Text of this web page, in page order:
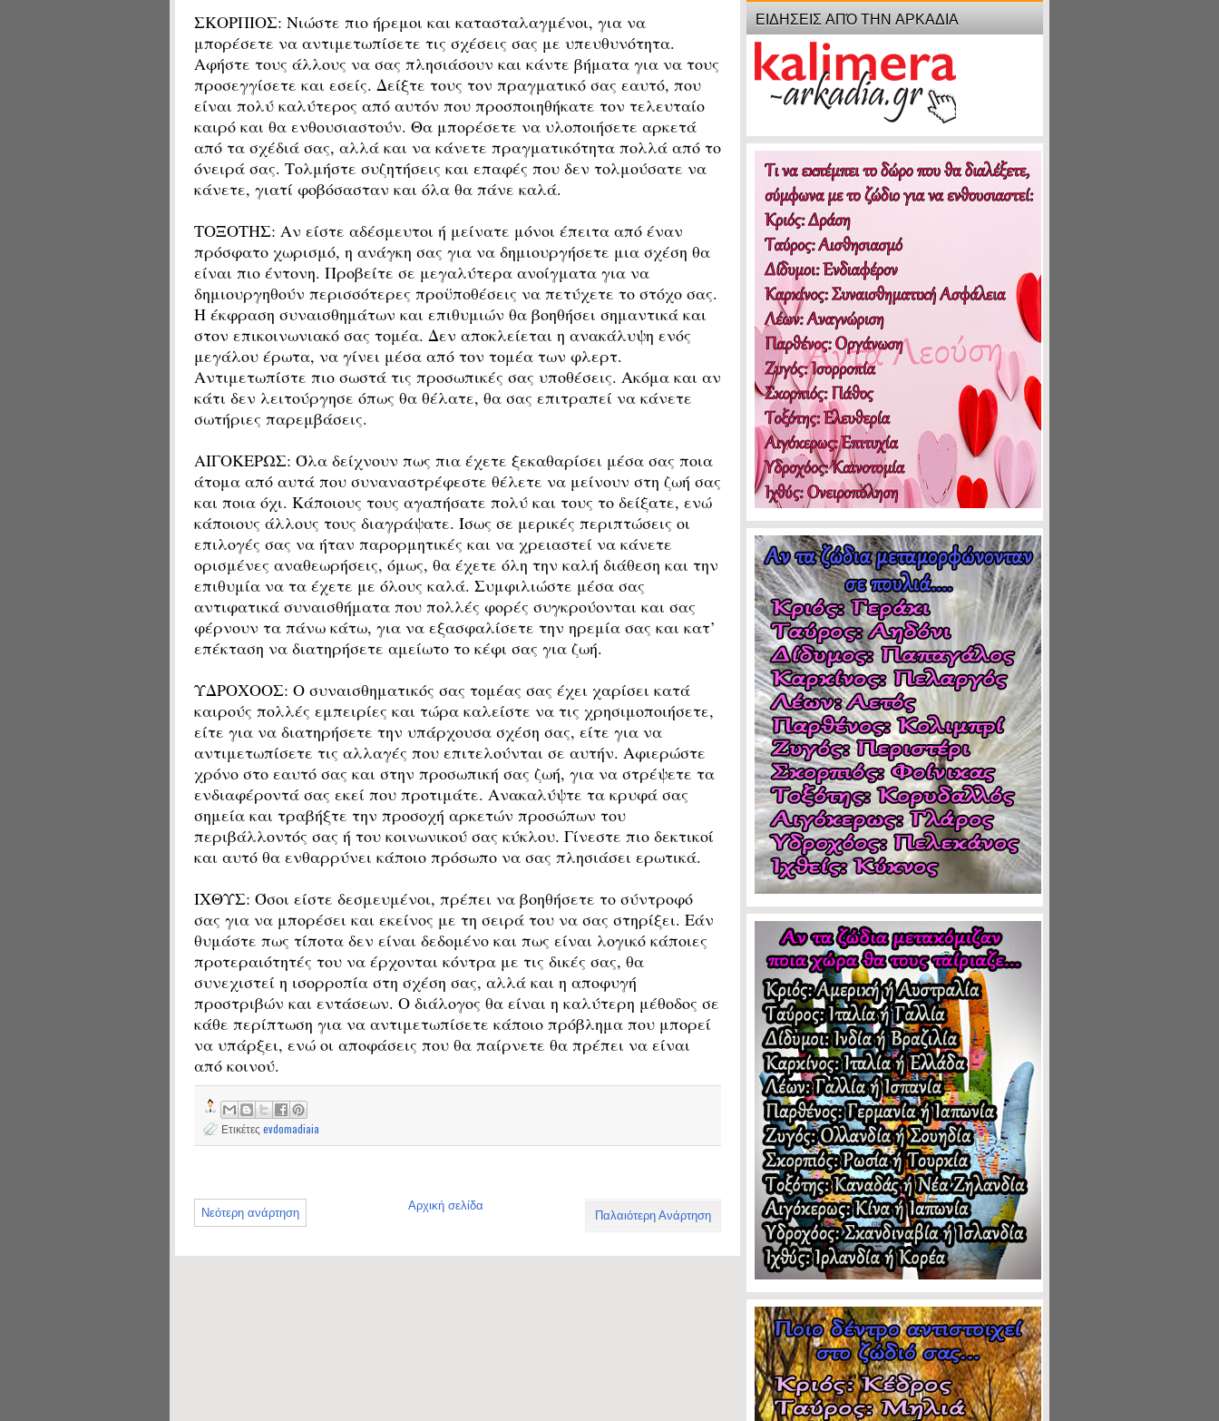
ΣΚΟΡΠΙΟΣ: Νιώστε πιο ήρεμοι και κατασταλαγμένοι, για να
μπορέσετε να αντιμετωπίσετε τις σχέσεις σας με υπευθυνότητα.
Αφήστε τους άλλους να σας πλησιάσουν και κάντε βήματα για να τους
προσεγγίσετε και εσείς. Δείξτε τους τον πραγματικό σας εαυτό, που
είναι πολύ καλύτερος από αυτόν που προσποιηθήκατε τον τελευταίο
καιρό και θα ενθουσιαστούν. Θα μπορέσετε να υλοποιήσετε αρκετά
από τα σχέδιά σας, αλλά και να κάνετε πραγματικότητα πολλά από το
όνειρά σας. Τολμήστε συζητήσεις και επαφές που δεν τολμούσατε να
κάνετε, γιατί φοβόσασταν και όλα θα πάνε καλά.
ΤΟΞΟΤΗΣ: Αν είστε αδέσμευτοι ή μείνατε μόνοι έπειτα από έναν
πρόσφατο χωρισμό, η ανάγκη σας για να δημιουργήσετε μια σχέση θα
είναι πιο έντονη. Προβείτε σε μεγαλύτερα ανοίγματα για να
δημιουργηθούν περισσότερες προϋποθέσεις να πετύχετε το στόχο σας.
Η έκφραση συναισθημάτων και επιθυμιών θα βοηθήσει σημαντικά και
στον επικοινωνιακό σας τομέα. Δεν αποκλείεται η ανακάλυψη ενός
μεγάλου έρωτα, να γίνει μέσα από τον τομέα των φλερτ.
Αντιμετωπίστε πιο σωστά τις προσωπικές σας υποθέσεις. Ακόμα και αν
κάτι δεν λειτούργησε όπως θα θέλατε, θα σας επιτραπεί να κάνετε
σωτήριες παρεμβάσεις.
ΑΙΓΟΚΕΡΩΣ: Όλα δείχνουν πως πια έχετε ξεκαθαρίσει μέσα σας ποια
άτομα από αυτά που συναναστρέφεστε θέλετε να μείνουν στη ζωή σας
και ποια όχι. Κάποιους τους αγαπήσατε πολύ και τους το δείξατε, ενώ
κάποιους άλλους τους διαγράψατε. Ίσως σε μερικές περιπτώσεις οι
επιλογές σας να ήταν παρορμητικές και να χρειαστεί να κάνετε
ορισμένες αναθεωρήσεις, όμως, θα έχετε όλη την καλή διάθεση και την
επιθυμία να τα έχετε με όλους καλά. Συμφιλιώστε μέσα σας
αντιφατικά συναισθήματα που πολλές φορές συγκρούονται και σας
φέρνουν τα πάνω κάτω, για να εξασφαλίσετε την ηρεμία σας και κατ’
επέκταση να διατηρήσετε αμείωτο το κέφι σας για ζωή.
ΥΔΡΟΧΟΟΣ: Ο συναισθηματικός σας τομέας σας έχει χαρίσει κατά
καιρούς πολλές εμπειρίες και τώρα καλείστε να τις χρησιμοποιήσετε,
είτε για να διατηρήσετε την υπάρχουσα σχέση σας, είτε για να
αντιμετωπίσετε τις αλλαγές που επιτελούνται σε αυτήν. Αφιερώστε
χρόνο στο εαυτό σας και στην προσωπική σας ζωή, για να στρέψετε τα
ενδιαφέροντά σας εκεί που προτιμάτε. Ανακαλύψτε τα κρυφά σας
σημεία και τραβήξτε την προσοχή αρκετών προσώπων του
περιβάλλοντός σας ή του κοινωνικού σας κύκλου. Γίνεστε πιο δεκτικοί
και αυτό θα ενθαρρύνει κάποιο πρόσωπο να σας πλησιάσει ερωτικά.
ΙΧΘΥΣ: Όσοι είστε δεσμευμένοι, πρέπει να βοηθήσετε το σύντροφό
σας για να μπορέσει και εκείνος με τη σειρά του να σας στηρίξει. Εάν
θυμάστε πως τίποτα δεν είναι δεδομένο και πως είναι λογικό κάποιες
προτεραιότητές του να έρχονται κόντρα με τις δικές σας, θα
συνεχιστεί η ισορροπία στη σχέση σας, αλλά και η αποφυγή
προστριβών και εντάσεων. Ο διάλογος θα είναι η καλύτερη μέθοδος σε
κάθε περίπτωση για να αντιμετωπίσετε κάποιο πρόβλημα που μπορεί
να υπάρξει, ενώ οι αποφάσεις που θα παίρνετε θα πρέπει να είναι
από κοινού.
Ετικέτες evdomadiaia
Νεότερη ανάρτηση Παλαιότερη Ανάρτηση
Αρχική σελίδα
ΕΙΔΗΣΕΙΣ ΑΠΌ ΤΗΝ ΑΡΚΑΔΙΑ